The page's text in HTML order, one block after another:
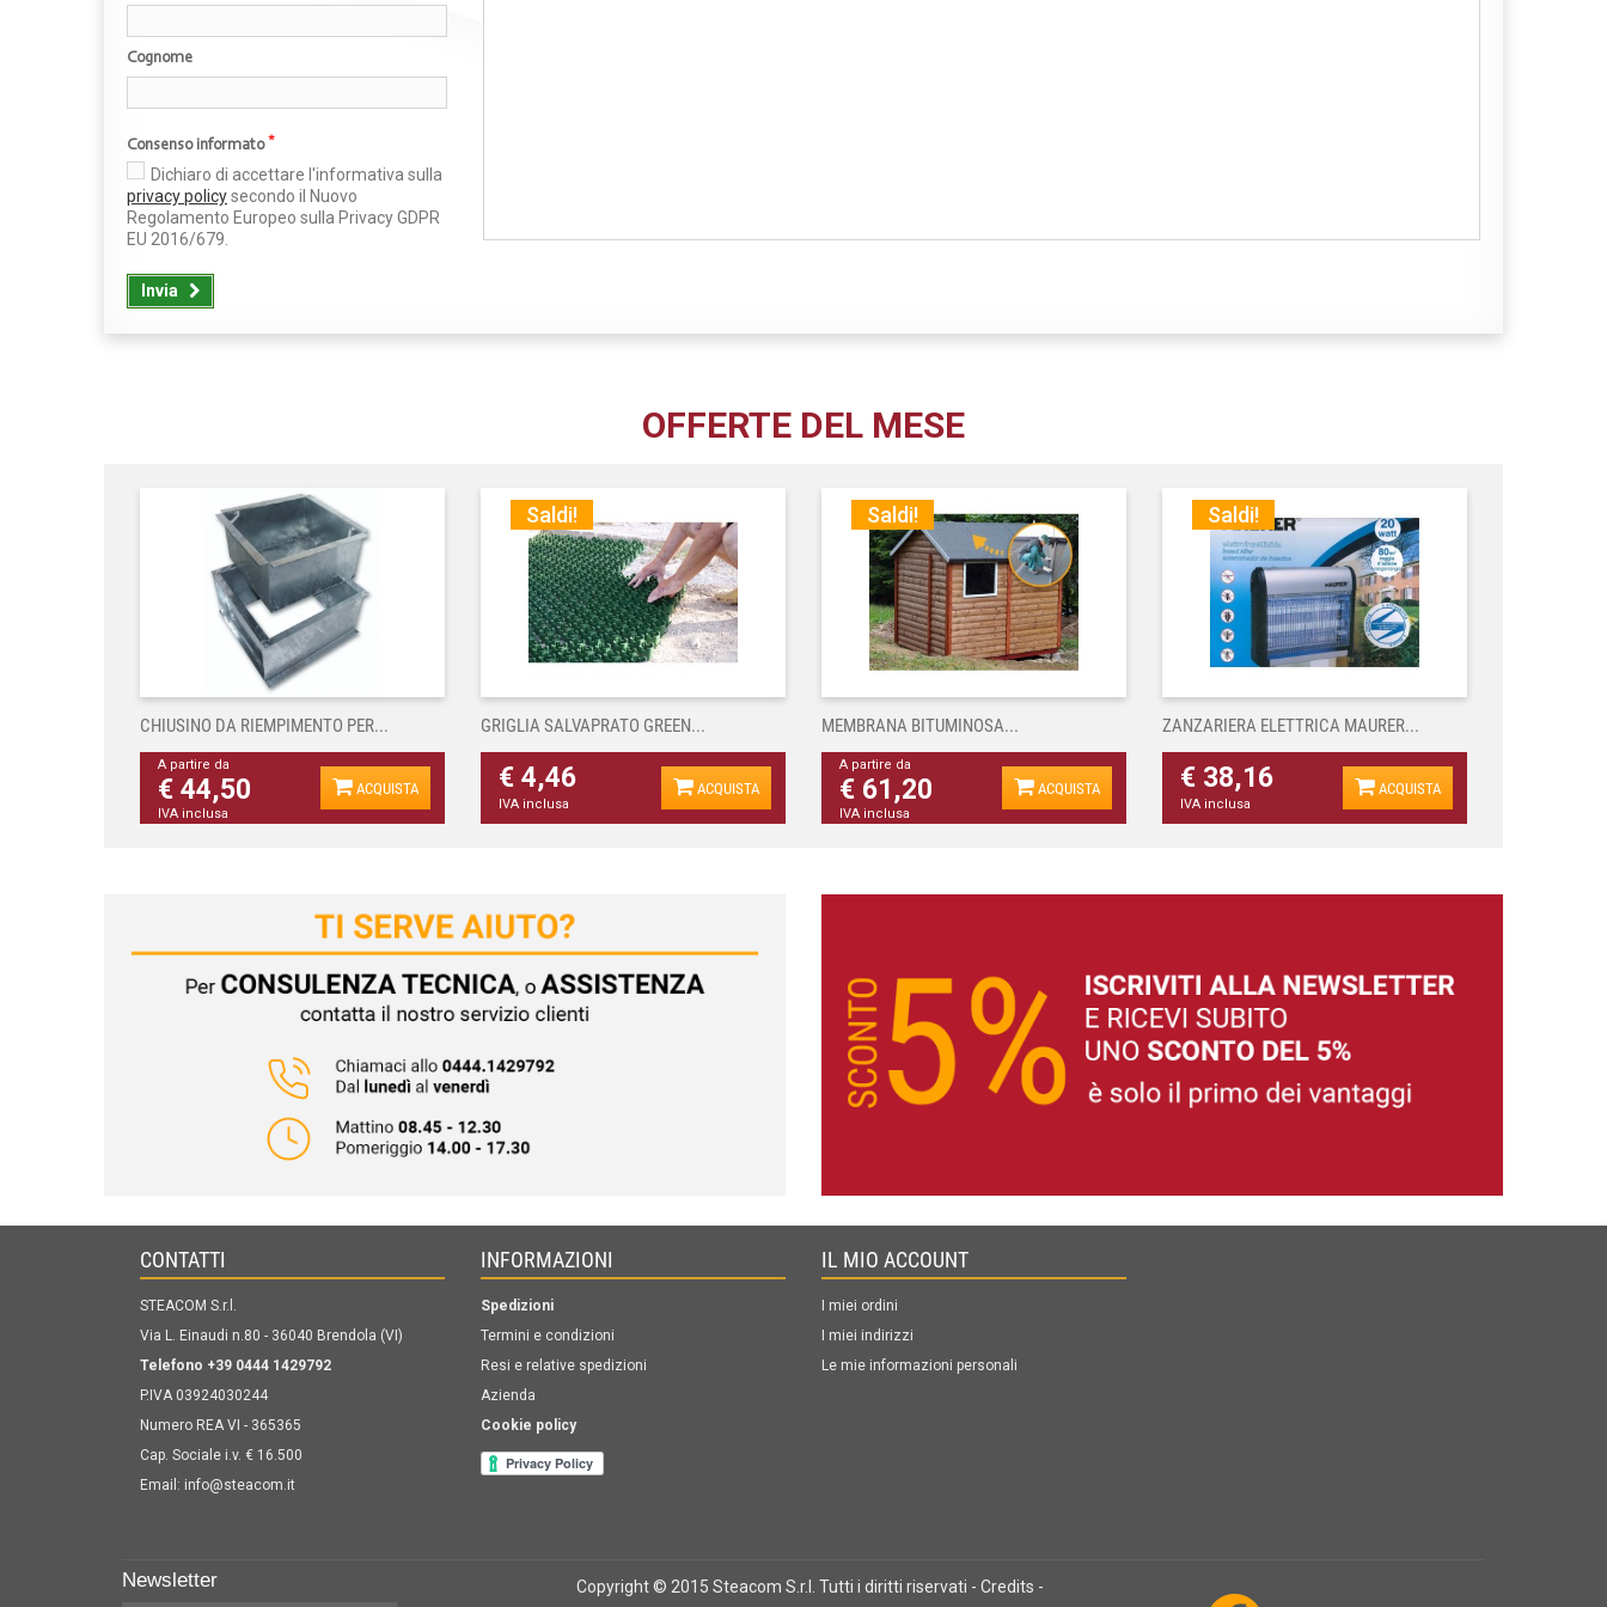
Cognome
Consenso informato*
Dichiaro di accettare l'informativa sulla
privacy policysecondo il Nuovo
Regolamento Europeo sulla Privacy GDPR
EU 2016/679.
Invia
OFFERTE DEL MESE
CHIUSINO DA RIEMPIMENTO PER...
A partire da
€ 44,50
IVA inclusa
ACQUISTA
Saldi!
GRIGLIA SALVAPRATO GREEN...
€ 4,46
IVA inclusa
ACQUISTA
Saldi!
MEMBRANA BITUMINOSA...
A partire da
€ 61,20
IVA inclusa
ACQUISTA
Saldi!
ZANZARIERA ELETTRICA MAURER...
€ 38,16
IVA inclusa
ACQUISTA
CONTATTI
STEACOM S.r.l.
Via L. Einaudi n.80 - 36040 Brendola (VI)
Telefono +39 0444 1429792
P.IVA 03924030244
Numero REA VI - 365365
Cap. Sociale i.v. € 16.500
Email: info@steacom.it
INFORMAZIONI
Spedizioni
Termini e condizioni
Resi e relative spedizioni
Azienda
Cookie policy
IL MIO ACCOUNT
I miei ordini
I miei indirizzi
Le mie informazioni personali
Newsletter Copyright © 2015 Steacom S.r.l. Tutti i diritti riservati - Credits -